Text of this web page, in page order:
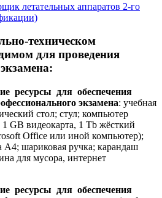
летательных аппаратов 2-го
техническом
для проведения
ресурсы для обеспечения
экзамена: учебная
стол; стул; компьютер
GB видеокарта, 1 Tb жёсткий
Office или иной компьютер);
шариковая ручка; карандаш
для мусора, интернет
ресурсы для обеспечения